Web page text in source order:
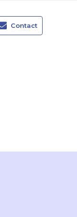
Contact